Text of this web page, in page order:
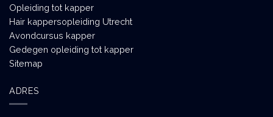
Opleiding tot kapper
Hair kappersopleiding Utrecht
Avondcursus kapper
Gedegen opleiding tot kapper
Sitemap
ADRES